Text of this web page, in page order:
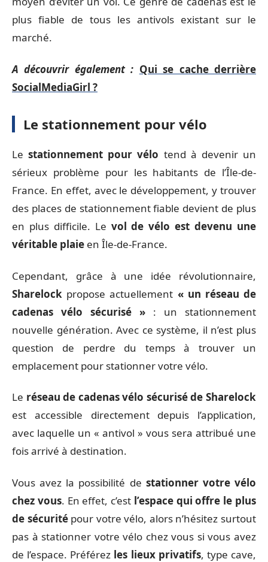
plus fiable de tous les antivols existant sur le
marché.
A découvrir également : Qui se cache derrière
SocialMediaGirl ?
Le stationnement pour vélo
Lestationnement pour vélo tend à devenir un
sérieux problème pour les habitants de l’Île-de-
France. En effet, avec le développement, y trouver
des places de stationnement fiable devient de plus
en plus difficile. Le vol de vélo est devenu une
véritable plaie en Île-de-France.
Cependant, grâce à une idée révolutionnaire,
Sharelock propose actuellement « un réseau de
cadenas vélo sécurisé » : un stationnement
nouvelle génération. Avec ce système, il n’est plus
question de perdre du temps à trouver un
emplacement pour stationner votre vélo.
Le réseau de cadenas vélo sécurisé de Sharelock
est accessible directement depuis l’application,
avec laquelle un « antivol » vous sera attribué une
fois arrivé à destination.
Vous avez la possibilité de stationner votre vélo
chez vous. En effet, c’est l’espace qui offre le plus
de sécurité pour votre vélo, alors n’hésitez surtout
pas à stationner votre vélo chez vous si vous avez
de l’espace. Préférez les lieux privatifs, type cave,